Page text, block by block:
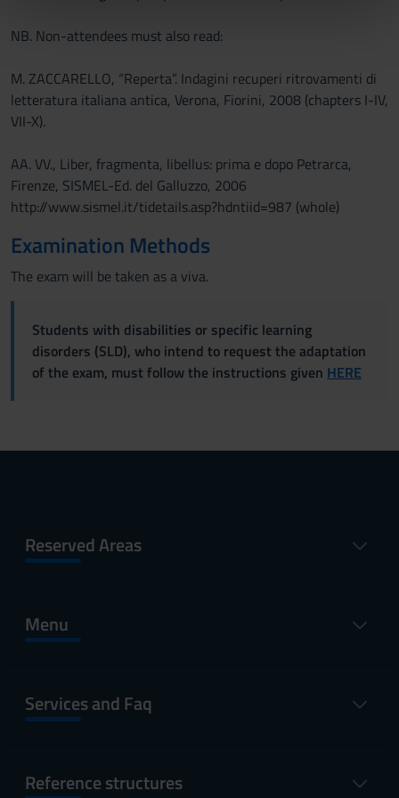
pubblicità e social media, i quali potrebbero combinarle
raccolto dal tuo utilizzo dei loro servizi.
NB. Non-attendees must also read:
M. ZACCARELLO, “Reperta”. Indagini recuperi ritrovamenti di
letteratura italiana antica, Verona, Fiorini, 2008 (chapters I-IV,
VII-X).
AA. VV., Liber, fragmenta, libellus: prima e dopo Petrarca,
Firenze, SISMEL-Ed. del Galluzzo, 2006
http://www.sismel.it/tidetails.asp?hdntiid=987 (whole)
Examination Methods
The exam will be taken as a viva.
Students with disabilities or specific learning
disorders (SLD), who intend to request the adaptation
of the exam, must follow the instructions given HERE
Reserved Areas
Menu
Services and Faq
Reference structures